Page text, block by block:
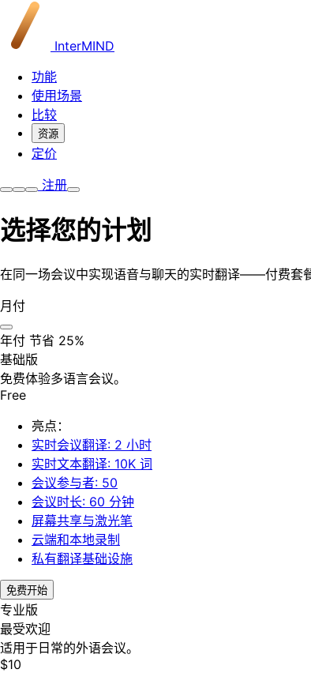
InterMIND
功能
使用场景
比较
资源
定价
注册
选择您的计划
在同一场会议中实现语音与聊天的实时翻译——付费套
月付
年付 节省 25%
基础版
免费体验多语言会议。
Free
亮点：
实时会议翻译: 2 小时
实时文本翻译: 10K 词
会议参与者: 50
会议时长: 60 分钟
屏幕共享与激光笔
云端和本地录制
私有翻译基础设施
免费开始
专业版
最受欢迎
适用于日常的外语会议。
$10